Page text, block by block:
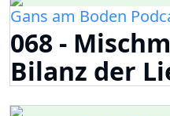
Gans am Boden
068 -
Bilanz der